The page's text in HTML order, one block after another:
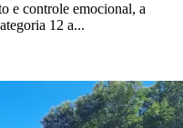
e controle emocional, a
12 a...